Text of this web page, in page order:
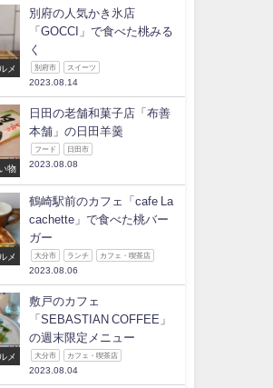
メ
別府の人気かき氷店
「GOCCI」で食べた桃みる
く
別府市 スイーツ
2023.08.14
物
日田の老舗和菓子店「布善
本舗」の日田羊羹
フード 日田市
2023.08.08
メ
鶴崎駅前のカフェ「cafe La
cachette」で食べた桃バー
ガー
大分市 ランチ カフェ・喫茶店
2023.08.06
メ
敷戸のカフェ
「SEBASTIAN COFFEE」
の週末限定メニュー
大分市 カフェ・喫茶店
2023.08.04